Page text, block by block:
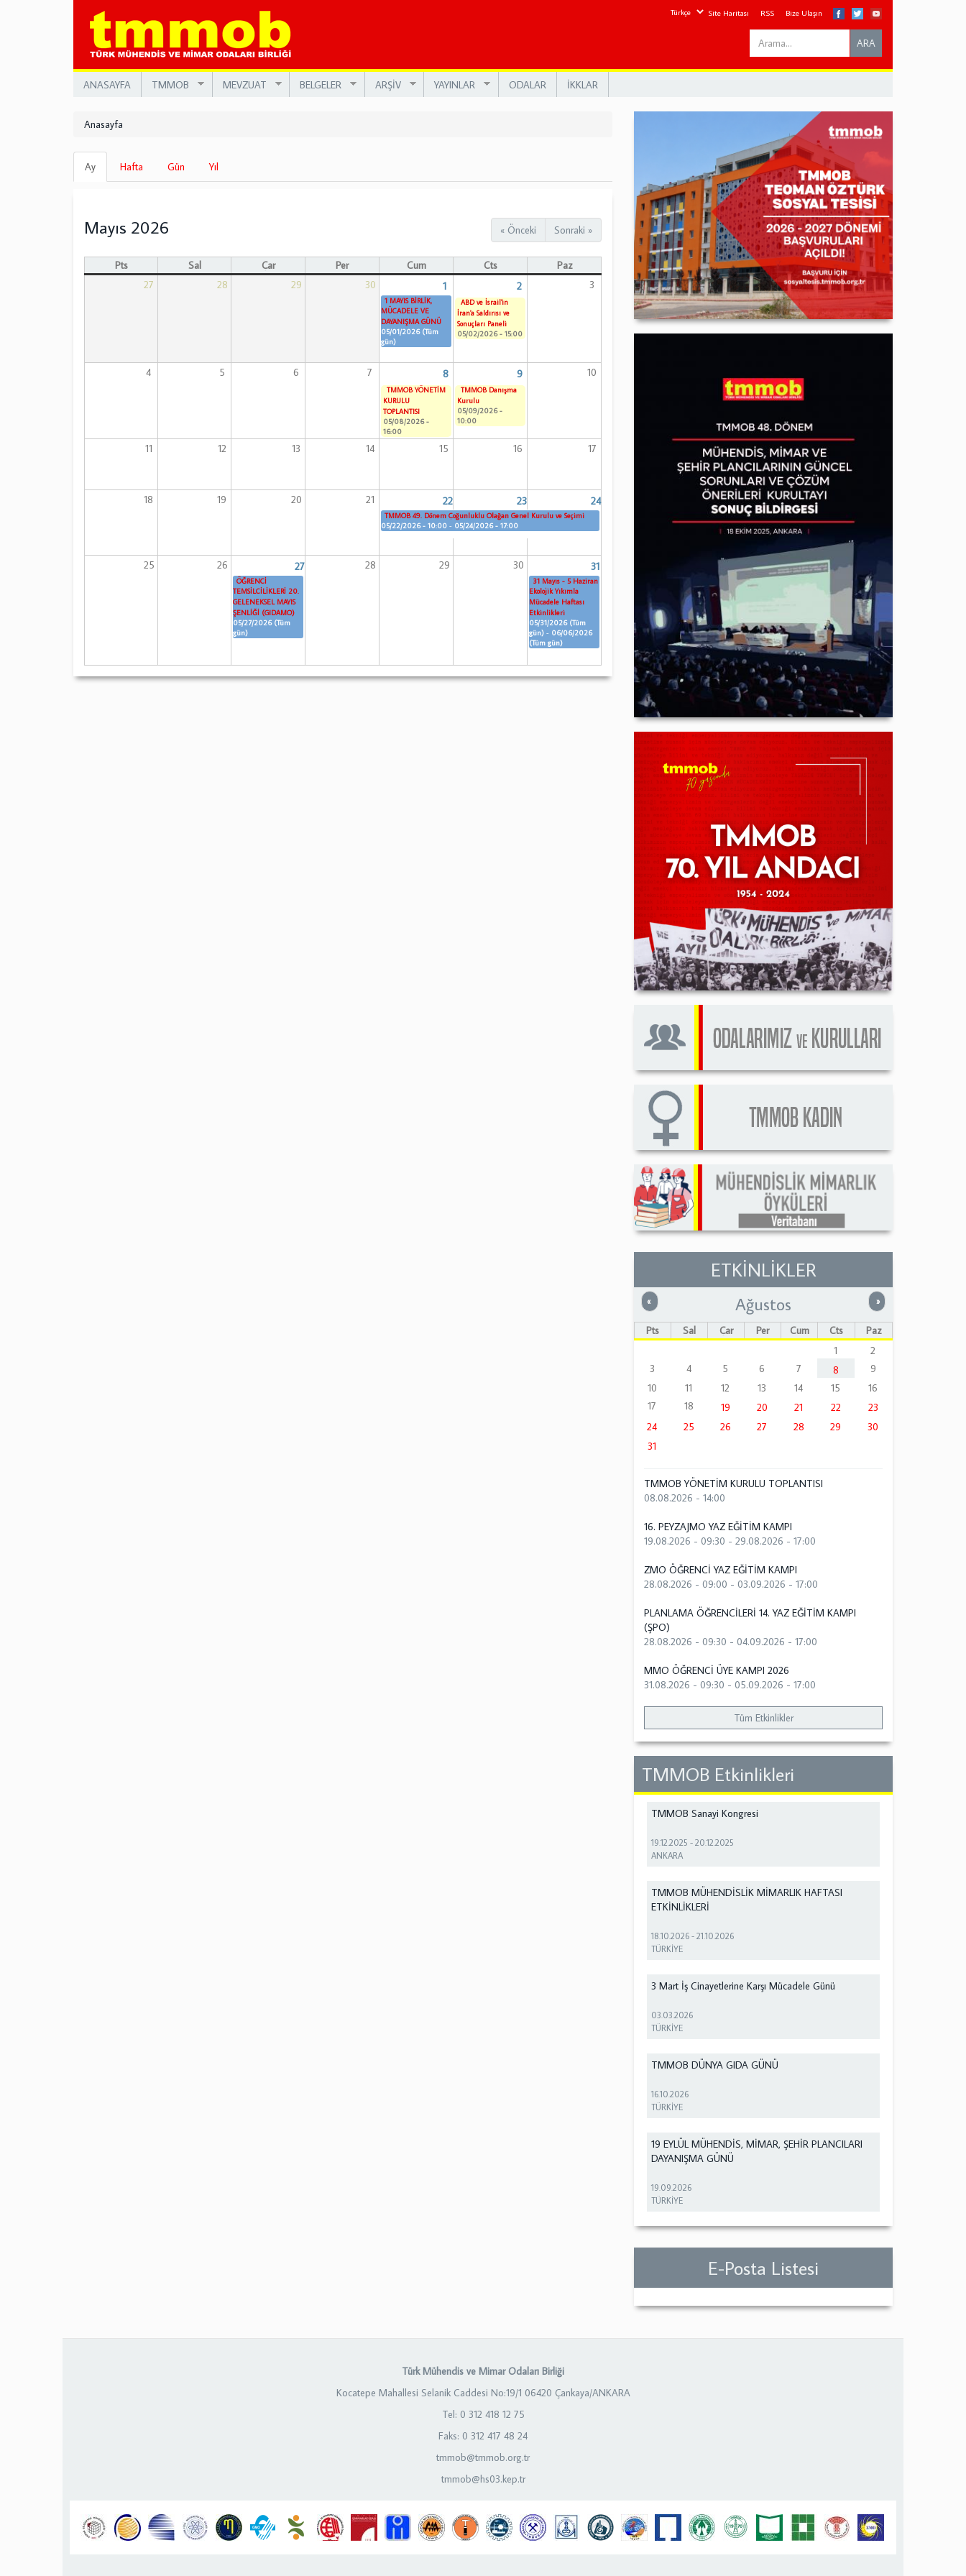
Site Haritası RSS Bize Ulaşın
Search
this
ARA
ANASAYFA TMMOB MEVZUAT BELGELER ARŞİV YAYINLAR ODALAR İKKLAR
Anasayfa
Birincil
sekmeler
Ay
sekme)
Hafta Gün Yıl
« Önceki Sonraki »
Mayıs 2026
Pts Sal Çar Per Cum Cts
Paz
27
28 29 30 1 2 3
1 MAYIS BİRLİK,
MÜCADELE VE
DAYANIŞMA GÜNÜ
05/01/2026 (Tüm
gün)
ABD ve İsrail'in
İran'a Saldırısı ve
Sonuçları Paneli
05/02/2026 - 15:00
4 5 6 7 8 9 10
TMMOB YÖNETİM
KURULU
TOPLANTISI
05/08/2026 -
16:00
TMMOB Danışma
Kurulu
05/09/2026 -
10:00
11 12 13 14 15 16 17
18 19 20 21 22 23 24
TMMOB 49. Dönem Çoğunluklu Olağan Genel Kurulu ve Seçimi
05/22/2026 - 10:00 - 05/24/2026 - 17:00
25 26 27 28 29 30 31
ÖĞRENCİ
TEMSİLCİLİKLERİ 20.
GELENEKSEL MAYIS
ŞENLİĞİ (GIDAMO)
05/27/2026 (Tüm
gün)
31 Mayıs - 5 Haziran
Ekolojik Yıkımla
Mücadele Haftası
Etkinlikleri
05/31/2026 (Tüm
gün) - 06/06/2026
(Tüm gün)
ETKİNLİKLER
« Önceki »Sonraki
Ağustos
Pts Sal Çar Per Cum Cts
Paz
1
2
3
4 5 6 7 8
9
10
11 12 13 14 15
16
17
18 19 20 21 22
23
24
25 26 27 28 29
30
31
TMMOB YÖNETİM KURULU TOPLANTISI
08.08.2026 - 14:00
16. PEYZAJMO YAZ EĞİTİM KAMPI
19.08.2026 - 09:30 -29.08.2026 - 17:00
ZMO ÖĞRENCİ YAZ EĞİTİM KAMPI
28.08.2026 - 09:00 -03.09.2026 - 17:00
PLANLAMA ÖĞRENCİLERİ 14. YAZ EĞİTİM KAMPI
(ŞPO)
28.08.2026 - 09:30 -04.09.2026 - 17:00
MMO ÖĞRENCİ ÜYE KAMPI 2026
31.08.2026 - 09:30 -05.09.2026 - 17:00
Tüm Etkinlikler
TMMOB Etkinlikleri
TMMOB Sanayi Kongresi
19.12.2025 -20.12.2025
ANKARA
TMMOB MÜHENDİSLİK MİMARLIK HAFTASI
ETKİNLİKLERİ
18.10.2026 -21.10.2026
TÜRKİYE
3 Mart İş Cinayetlerine Karşı Mücadele Günü
03.03.2026
TÜRKİYE
TMMOB DÜNYA GIDA GÜNÜ
16.10.2026
TÜRKİYE
19 EYLÜL MÜHENDİS, MİMAR, ŞEHİR PLANCILARI
DAYANIŞMA GÜNÜ
19.09.2026
TÜRKİYE
E-Posta Listesi
Türk Mühendis ve Mimar Odaları Birliği
Kocatepe Mahallesi Selanik Caddesi No:19/1 06420 Çankaya/ANKARA
Tel: 0 312 418 12 75
Faks: 0 312 417 48 24
tmmob@tmmob.org.tr
tmmob@hs03.kep.tr